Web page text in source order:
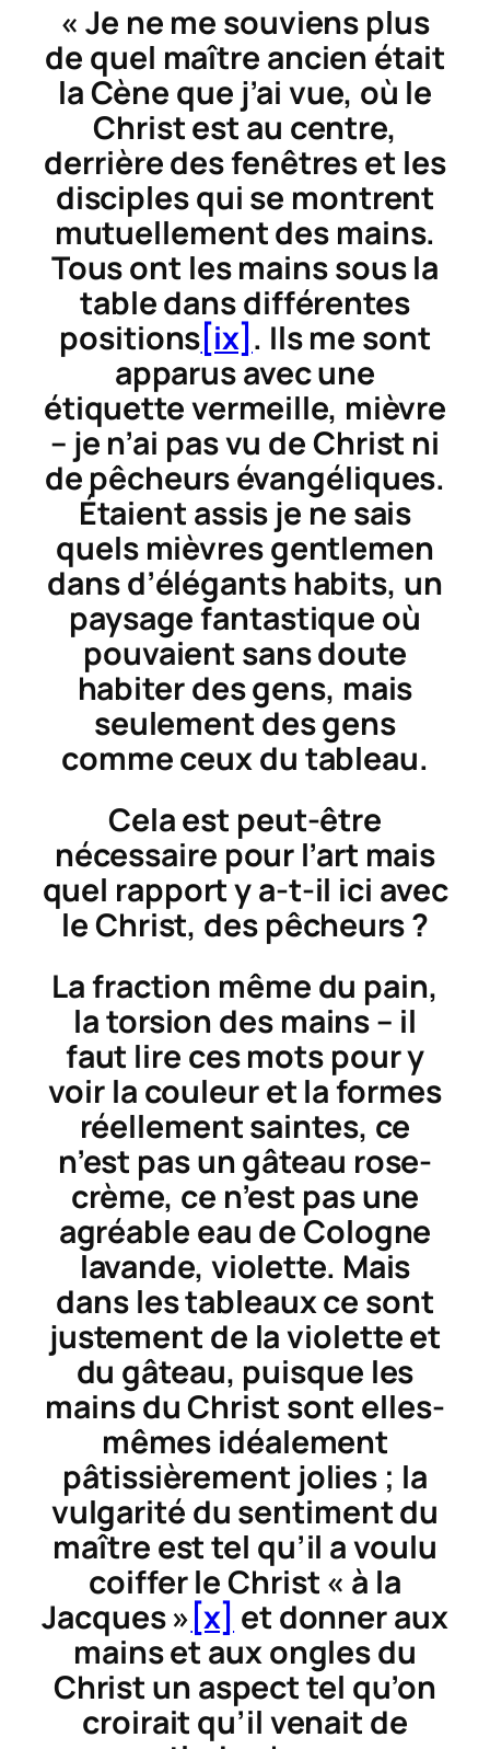
« Je ne me souviens plus
de quel maître ancien était
laCène que j’ai vue, où le
Christ est au centre,
derrière des fenêtres et les
disciples qui se montrent
mutuellement des mains.
Tous ont les mains sous la
table dans différentes
positions[ix] . Ils me sont
apparus avec une
étiquette vermeille, mièvre
– je n’ai pas vu de Christ ni
de pêcheurs évangéliques.
Étaient assis je ne sais
quels mièvres gentlemen
dans d’élégants habits, un
paysage fantastique où
pouvaient sans doute
habiter des gens, mais
seulement des gens
comme ceux du tableau.
Cela est peut-être
nécessaire pour l’art mais
quel rapport y a-t-il ici avec
le Christ, des pêcheurs ?
La fraction même du pain,
la torsion des mains – il
faut lire ces mots pour y
voir la couleur et la formes
réellement saintes, ce
n’est pas un gâteau rose-
crème, ce n’est pas une
agréable eau de Cologne
lavande, violette. Mais
dans les tableaux ce sont
justement de la violette et
du gâteau, puisque les
mains du Christ sont elles-
mêmes idéalement
pâtissièrement jolies ; la
vulgarité du sentiment du
maître est tel qu’il a voulu
coiffer le Christ « à la
Jacques » [x] et donner aux
mains et aux ongles du
Christ un aspect tel qu’on
croirait qu’il venait de